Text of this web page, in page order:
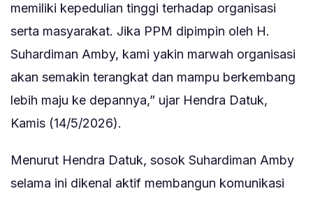
memiliki kepedulian tinggi terhadap organisasi
serta masyarakat. Jika PPM dipimpin oleh H.
Suhardiman Amby, kami yakin marwah organisasi
akan semakin terangkat dan mampu berkembang
lebih maju ke depannya,” ujar Hendra Datuk,
Kamis (14/5/2026).
Menurut Hendra Datuk, sosok Suhardiman Amby
selama ini dikenal aktif membangun komunikasi